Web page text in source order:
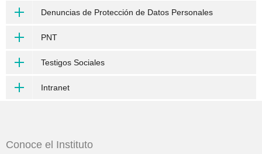
Denuncias de Protección de Datos Personales
PNT
Testigos Sociales
Intranet
Conoce el Instituto